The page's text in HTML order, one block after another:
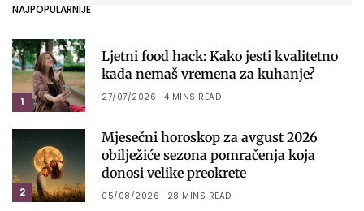
NAJPOPULARNIJE
1
Ljetni food hack: Kako jesti kvalitetno
kada nemaš vremena za kuhanje?
27/07/2026 4 MINS READ
2
Mjesečni horoskop za avgust 2026
obilježiće sezona pomračenja koja
donosi velike preokrete
05/08/2026 28 MINS READ